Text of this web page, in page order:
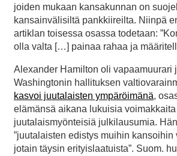
joiden mukaan kansakunnan on
kansainvälisiltä pankkiireilta. Niinpä
artiklan toisessa osassa todetaan:
olla valta […] painaa rahaa ja
Alexander Hamilton oli vapaamuurari
Washingtonin hallituksen
kasvoi juutalaisten ympäröimänä,
elämänsä aikana lukuisia voimakkaita
juutalaismyönteisiä julkilausumia.
”juutalaisten edistys muihin kansoihin
jotain täysin erityislaatuista”. Suom.